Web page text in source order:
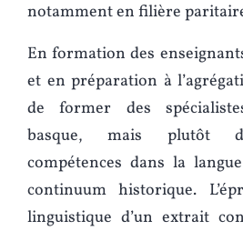
notamment en filière
En formation des
et en préparation à
de former des
basque, mais plutôt
compétences dans la
continuum historique.
linguistique d’un extrait